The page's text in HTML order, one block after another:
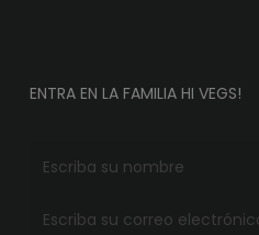
ENTRA EN LA FAMILIA HI VEGS!